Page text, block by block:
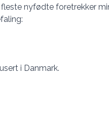
nyfødte foretrekker
i Danmark.